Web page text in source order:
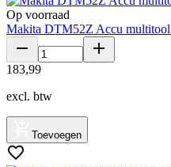
Op voorraad
Makita DTM52Z Accu
183,99
excl. btw
Toevoegen